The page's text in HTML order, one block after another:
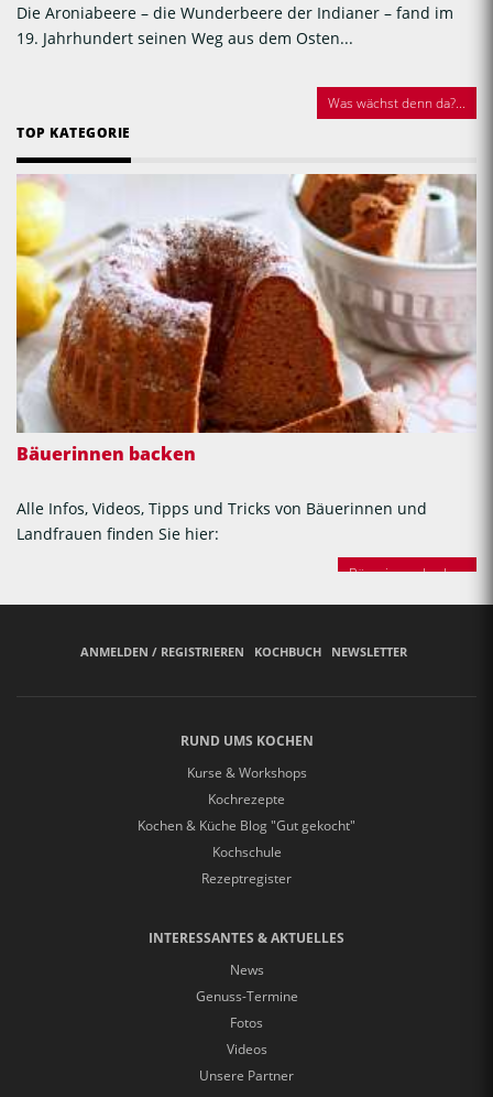
Die Aroniabeere – die Wunderbeere der Indianer – fand im
19. Jahrhundert seinen Weg aus dem Osten...
Was wächst denn da?...
TOP KATEGORIE
Bäuerinnen backen
Alle Infos, Videos, Tipps und Tricks von Bäuerinnen und
Landfrauen finden Sie hier:
Bäuerinnen backen
ANMELDEN / REGISTRIEREN KOCHBUCH NEWSLETTER
RUND UMS KOCHEN
Kurse & Workshops
Kochrezepte
Kochen & Küche Blog "Gut gekocht"
Kochschule
Rezeptregister
INTERESSANTES & AKTUELLES
News
Genuss-Termine
Fotos
Videos
Unsere Partner